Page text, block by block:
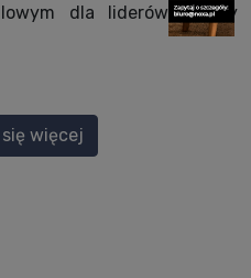
dla liderów branży
więcej